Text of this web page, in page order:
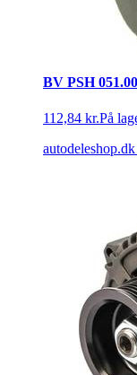
BV PSH
112,84 kr.På
autodeleshop.dk